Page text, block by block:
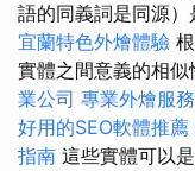
語的同義詞是同源）
宜蘭特色外燴體驗
實體之間意義的相似
業公司 專業外燴服務
好用的SEO軟體推薦
指南 這些實體可以